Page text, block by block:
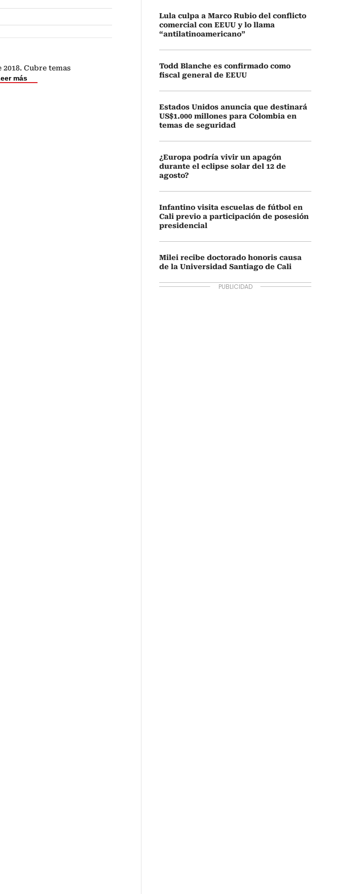
Cubre temas
más
Lula culpa a Marco Rubio del conflicto
comercial con EEUU y lo llama
“antilatinoamericano”
Todd Blanche es confirmado como
fiscal general de EEUU
Estados Unidos anuncia que destinará
US$1.000 millones para Colombia en
temas de seguridad
¿Europa podría vivir un apagón
durante el eclipse solar del 12 de
agosto?
Infantino visita escuelas de fútbol en
Cali previo a participación de posesión
presidencial
Milei recibe doctorado honoris causa
de la Universidad Santiago de Cali